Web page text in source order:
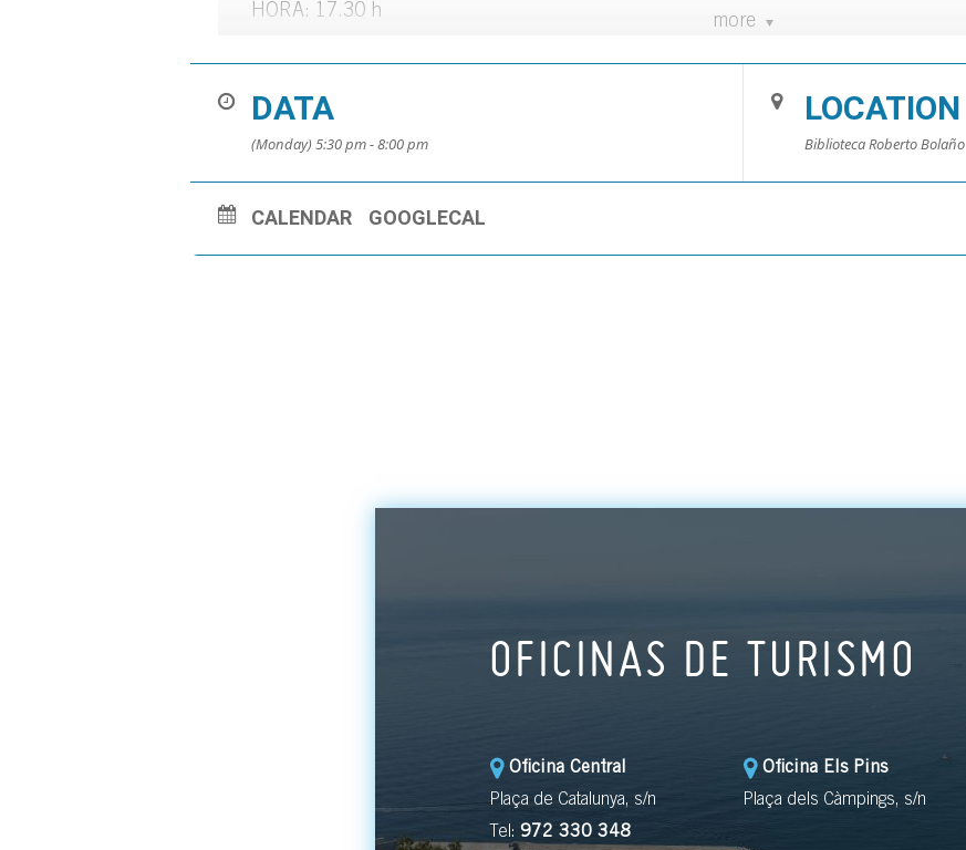
more
HORA: 17.30 h
Plazas limitadas. (Plazas agotadas. Lista de espera)
Más información en el blog: https://biblioteca.blanes.cat/salainfantil/miniclub/
DATA
(Monday) 5:30 pm - 8:00 pm
LOCATION
Biblioteca Roberto Bolaño
CALENDAR GOOGLECAL
OFICINAS DE TURISMO
Oficina Central
Plaça de Catalunya, s/n
Tel: 972 330 348
Oficina Els Pins
Plaça dels Càmpings, s/n